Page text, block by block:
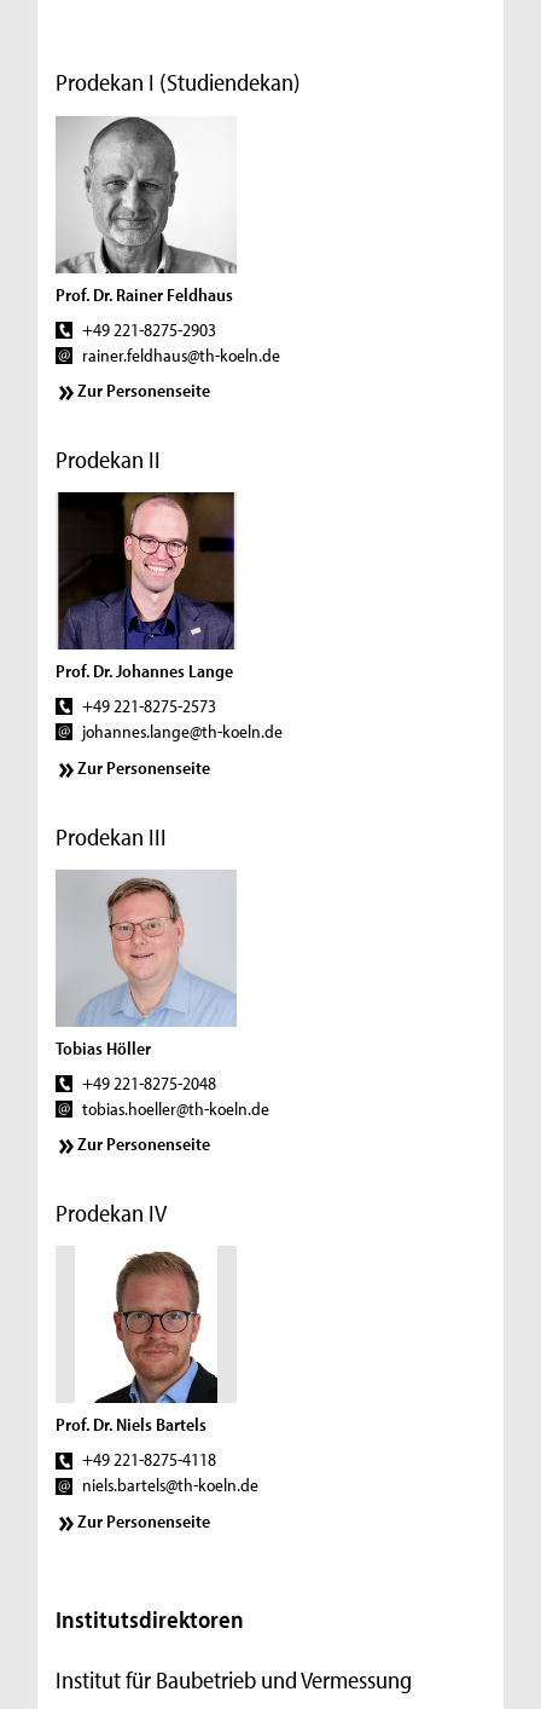
Prodekan I (Studiendekan)
Prof. Dr. Rainer Feldhaus
+49 221-8275-2903
rainer.feldhaus@th-koeln.de
Zur Personenseite
Prodekan II
Prof. Dr. Johannes Lange
+49 221-8275-2573
johannes.lange@th-koeln.de
Zur Personenseite
Prodekan III
Tobias Höller
+49 221-8275-2048
tobias.hoeller@th-koeln.de
Zur Personenseite
Prodekan IV
Prof. Dr. Niels Bartels
+49 221-8275-4118
niels.bartels@th-koeln.de
Zur Personenseite
Institutsdirektoren
Institut für Baubetrieb und Vermessung